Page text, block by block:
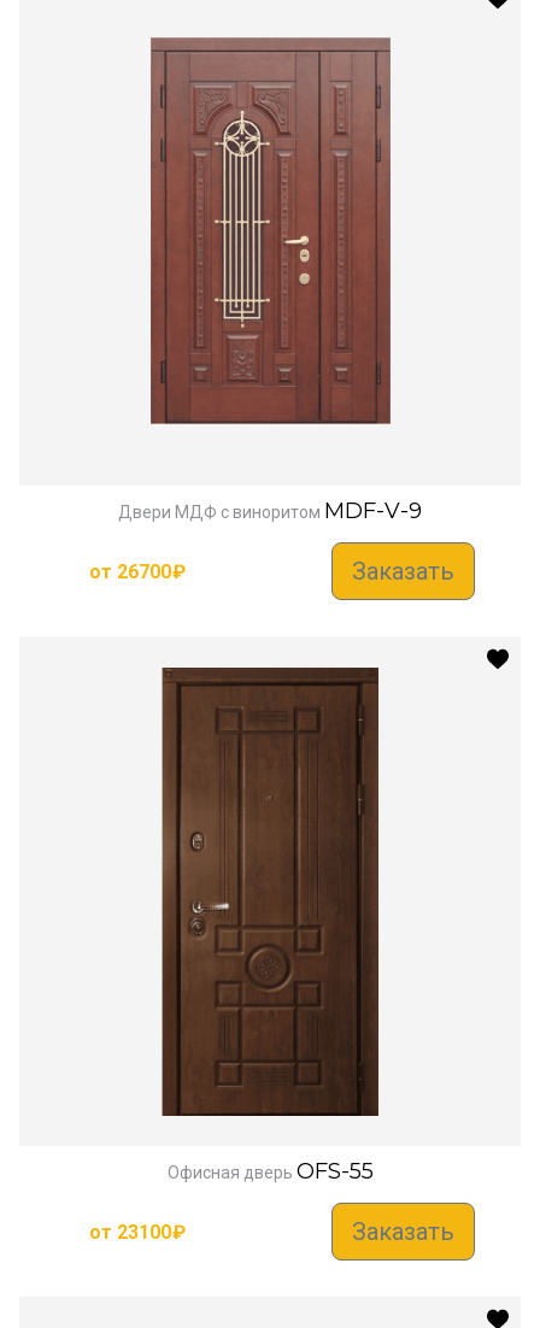
Двери МДФ с виноритом MDF-V-9
от 26700₽ Заказать
Офисная дверь OFS-55
от 23100₽ Заказать